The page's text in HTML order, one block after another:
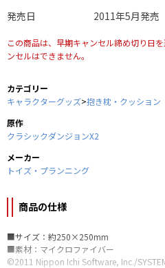
発売日
2011年5月発売
この商品は、早期キャンセル締め切り日
ンセルはできません。
カテゴリー
キャラクターグッズ>抱き枕・クッション
原作
クラシックダンジョンX2
メーカー
トイズ・プランニング
商品の仕様
■サイズ：約250×250mm
■素材：マイクロファイバー
©2011 Nippon Ichi Software, Inc./